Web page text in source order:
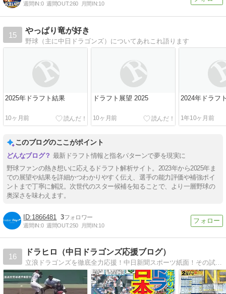
週間IN:0 週間OUT:260 月間IN:10
15
やっぱり竜が好き
野球（主に中日ドラゴンズ）についてあれこれ語ります
2025年ドラフト結果
10ヶ月前
ドラフト展望 2025
10ヶ月前
2024年ドラフ
1年10ヶ月前
このブログのここがポイント
最新ドラフト情報と指名パターンで夢を現実に
野球ファンの熱き想いに応えるドラフト解析サイト。2023年から2025年ま
での展望や結果を詳細かつわかりやすく伝え、選手の能力評価や補強ポイ
ントまで丁寧に解説。次世代のスター候補を知ることで、より一層野球の
奥深さを味わえます。
1866481 3
週間IN:0 週間OUT:250 月間IN:10
16
ドラヒロ（中日ドラゴンズ応援ブログ）
立浪ドラゴンズを徹底全力応援！中日新聞スポーツ紙面！その試合のMVP・殊勲・推しも呟きます。